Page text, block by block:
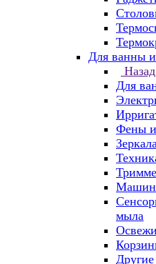
Для ванны и
Назад
Для
Фены
мыла